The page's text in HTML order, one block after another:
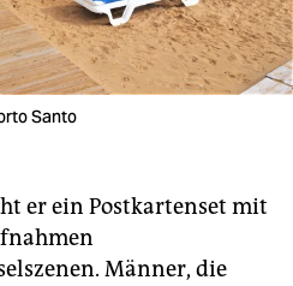
Santo
er ein Postkartenset mit
Männer, die